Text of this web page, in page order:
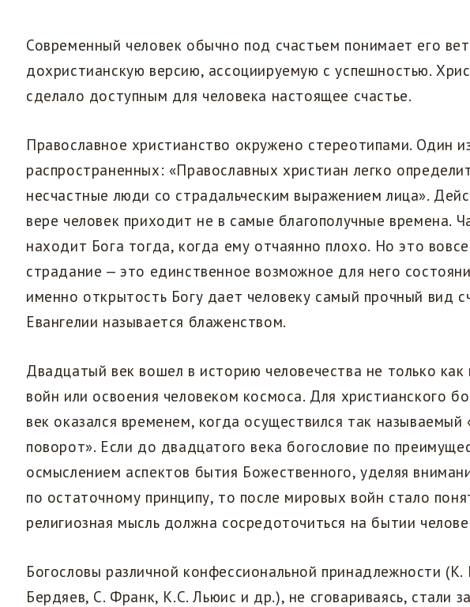
Современный человек обычно под счастьем понимает его
дохристианскую версию, ассоциируемую с успешностью.
сделало доступным для человека настоящее счастье.
Православное христианство окружено стереотипами. Один
распространенных: «Православных христиан легко
несчастные люди со страдальческим выражением лица».
вере человек приходит не в самые благополучные времена.
находит Бога тогда, когда ему отчаянно плохо. Но это
страдание — это единственное возможное для него
именно открытость Богу дает человеку самый прочный вид
Евангелии называется блаженством.
Двадцатый век вошел в историю человечества не только
войн или освоения человеком космоса. Для христианского
век оказался временем, когда осуществился так называемый
поворот». Если до двадцатого века богословие по
осмыслением аспектов бытия Божественного, уделяя
по остаточному принципу, то после мировых войн стало
религиозная мысль должна сосредоточиться на бытии
Богословы различной конфессиональной принадлежности (К.
Бердяев, С. Франк, К.С. Льюис и др.), не сговариваясь, стали